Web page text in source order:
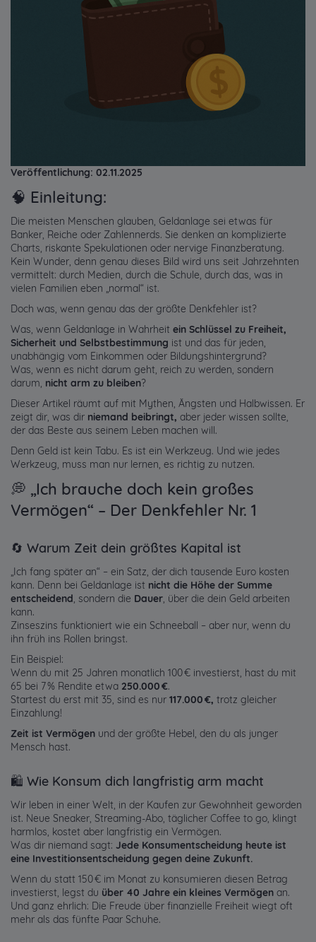
Veröffentlichung: 02.11.2025
🧠 Einleitung:
Die meisten Menschen glauben, Geldanlage sei etwas für
Banker, Reiche oder Zahlennerds. Sie denken an komplizierte
Charts, riskante Spekulationen oder nervige Finanzberatung.
Kein Wunder, denn genau dieses Bild wird uns seit Jahrzehnten
vermittelt: durch Medien, durch die Schule, durch das, was in
vielen Familien eben „normal“ ist.
Doch was, wenn genau das der größte Denkfehler ist?
Was, wenn Geldanlage in Wahrheit ein Schlüssel zu Freiheit,
Sicherheit und Selbstbestimmung ist und das für jeden,
unabhängig vom Einkommen oder Bildungshintergrund?
Was, wenn es nicht darum geht, reich zu werden, sondern
darum, nicht arm zu bleiben?
Dieser Artikel räumt auf mit Mythen, Ängsten und Halbwissen. Er
zeigt dir, was dir niemand beibringt, aber jeder wissen sollte,
der das Beste aus seinem Leben machen will.
Denn Geld ist kein Tabu. Es ist ein Werkzeug. Und wie jedes
Werkzeug, muss man nur lernen, es richtig zu nutzen.
💭 „Ich brauche doch kein großes
Vermögen“ – Der Denkfehler Nr. 1
🔄 Warum Zeit dein größtes Kapital ist
„Ich fang später an“ – ein Satz, der dich tausende Euro kosten
kann. Denn bei Geldanlage ist nicht die Höhe der Summe
entscheidend, sondern die Dauer, über die dein Geld arbeiten
kann.
Zinseszins funktioniert wie ein Schneeball – aber nur, wenn du
ihn früh ins Rollen bringst.
Ein Beispiel:
Wenn du mit 25 Jahren monatlich 100 € investierst, hast du mit
65 bei 7 % Rendite etwa 250.000 €.
Startest du erst mit 35, sind es nur 117.000 €, trotz gleicher
Einzahlung!
Zeit ist Vermögen und der größte Hebel, den du als junger
Mensch hast.
🛍️ Wie Konsum dich langfristig arm macht
Wir leben in einer Welt, in der Kaufen zur Gewohnheit geworden
ist. Neue Sneaker, Streaming-Abo, täglicher Coffee to go, klingt
harmlos, kostet aber langfristig ein Vermögen.
Was dir niemand sagt: Jede Konsumentscheidung heute ist
eine Investitionsentscheidung gegen deine Zukunft.
Wenn du statt 150 € im Monat zu konsumieren diesen Betrag
investierst, legst du über 40 Jahre ein kleines Vermögen an.
Und ganz ehrlich: Die Freude über finanzielle Freiheit wiegt oft
mehr als das fünfte Paar Schuhe.